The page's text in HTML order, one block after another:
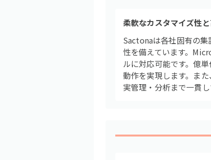
柔軟なカスタマイズ性
Sactonaは各社固有の
性を備えています。
ルに対応可能です。億
動作を実現します。ま
実管理・分析まで一貫し